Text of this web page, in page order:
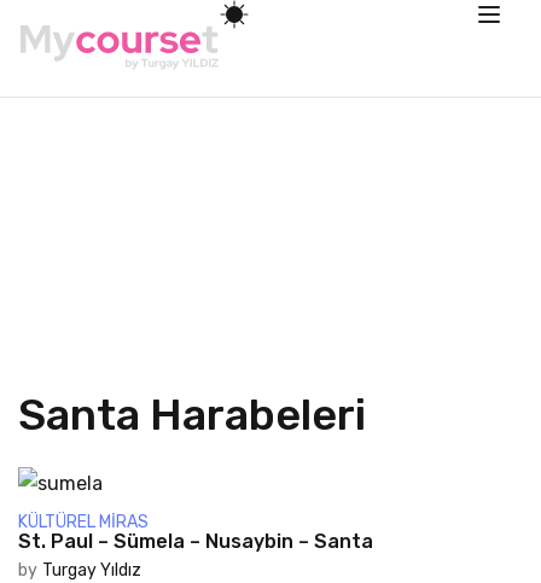
Santa Harabeleri
KÜLTÜREL MIRAS
St. Paul – Sümela – Nusaybin – Santa
by Turgay Yıldız